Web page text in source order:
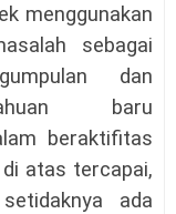
menggunakan
sebagai
dan
baru
beraktifitas
atas tercapai,
ada